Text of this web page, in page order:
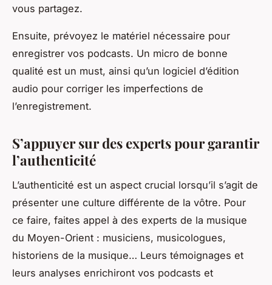
vous partagez.
Ensuite, prévoyez le matériel nécessaire pour
enregistrer vos podcasts. Un micro de bonne
qualité est un must, ainsi qu’un logiciel d’édition
audio pour corriger les imperfections de
l’enregistrement.
S’appuyer sur des experts pour garantir
l’authenticité
L’authenticité est un aspect crucial lorsqu’il s’agit de
présenter une culture différente de la vôtre. Pour
ce faire, faites appel à des experts de la musique
du Moyen-Orient : musiciens, musicologues,
historiens de la musique… Leurs témoignages et
leurs analyses enrichiront vos podcasts et